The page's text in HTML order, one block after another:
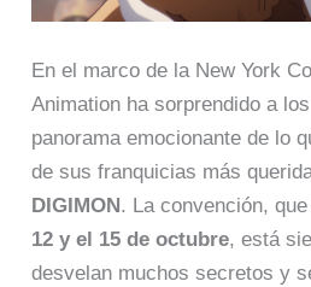
En el marco de la New York
Animation ha sorprendido a
panorama emocionante de lo
de sus franquicias más
DIGIMON . La convención,
12 y el 15 de octubre, está
desvelan muchos secretos y